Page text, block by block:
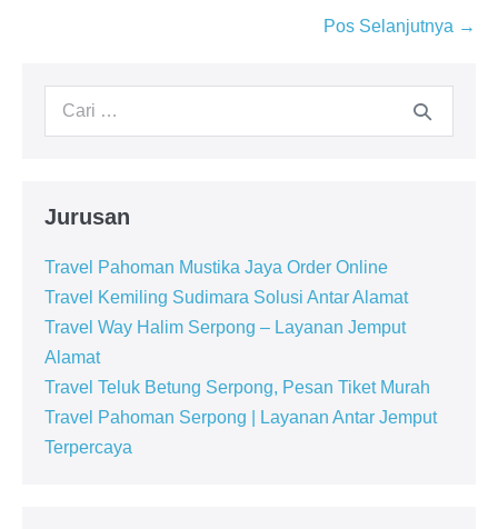
Pos Selanjutnya →
Jurusan
Travel Pahoman Mustika Jaya Order Online
Travel Kemiling Sudimara Solusi Antar Alamat
Travel Way Halim Serpong – Layanan Jemput
Alamat
Travel Teluk Betung Serpong, Pesan Tiket Murah
Travel Pahoman Serpong | Layanan Antar Jemput
Terpercaya